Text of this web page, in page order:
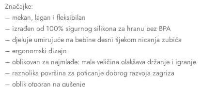
Značajke:
– mekan, lagan i fleksibilan
– izrađen od 100% sigurnog silikona za hranu bez BPA
– djeluje umirujuće na bebine desni tijekom nicanja zubića
– ergonomski dizajn
– oblikovan za najmlađe: mala veličina olakšava držanje i igranje
– raznolika površina za poticanje dobrog razvoja zagriza
– oblik otporan na gušenje